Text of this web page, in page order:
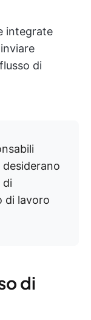
integrate
di
di
di lavoro
di